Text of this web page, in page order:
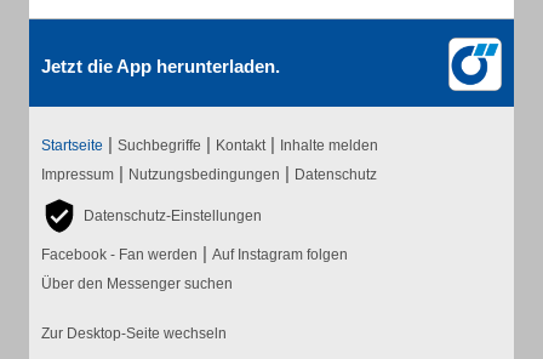
Jetzt die App herunterladen.
Startseite | Suchbegriffe | Kontakt | Inhalte melden
Impressum | Nutzungsbedingungen | Datenschutz
Datenschutz-Einstellungen
Facebook - Fan werden | Auf Instagram folgen
Über den Messenger suchen
Zur Desktop-Seite wechseln